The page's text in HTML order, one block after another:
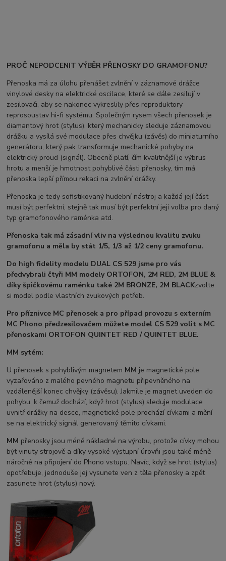
PROČ NEPODCENIT VÝBĚR PŘENOSKY DO GRAMOFONU?
Přenoska má za úlohu přenášet zvlnění v záznamové drážce
vinylové desky na elektrické oscilace, které se dále zesilují v
zesilovači, aby se nakonec vykreslily přes reproduktory
reprosoustav hi-fi systému. Společným rysem všech přenosek je
diamantový hrot (stylus), který mechanicky sleduje záznamovou
drážku a vysílá své modulace přes chvějku (závěs) do miniaturního
generátoru, který pak transformuje mechanické pohyby na
elektrický proud (signál). Obecně platí, čím kvalitnější je výbrus
hrotu a menší je hmotnost pohyblivé části přenosky, tím má
přenoska lepší přímou rekaci na zvlnění drážky.
Přenoska je tedy sofistikovaný hudební nástroj a každá její část
musí být perfektní, stejně tak musí být perfektní její volba pro daný
typ gramofonového raménka atd.
Přenoska tak má zásadní vliv na výslednou kvalitu zvuku
gramofonu a měla by stát 1/5, 1/3 až 1/2 ceny gramofonu.
Do high fidelity modelu DUAL CS 529 jsme pro vás
předvybrali čtyři MM modely ORTOFON, 2M RED, 2M BLUE &
díky špičkovému raménku také 2M BRONZE, 2M BLACKzvolte
si model podle vlastních zvukových potřeb.
Pro příznivce MC přenosek a pro případ provozu s externím
MC Phono předzesilovačem můžete model CS 529 volit s MC
přenoskami ORTOFON QUINTET RED / QUINTET BLUE.
MM sytém:
U přenosek s pohyblivým magnetem MM je magnetické pole
vyzařováno z malého pevného magnetu připevněného na
vzdálenější konec chvějky (závěsu). Jakmile je magnet uveden do
pohybu, k čemuž dochází, když hrot (stylus) sleduje modulace
uvnitř drážky na desce, magnetické pole prochází cívkami a mění
se na elektrický signál generovaný těmito cívkami.
MM přenosky jsou méně nákladné na výrobu, protože cívky mohou
být vinuty strojově a díky vysoké výstupní úrovňi jsou také méně
náročné na připojení do Phono vstupu. Navíc, když se hrot (stylus)
opotřebuje, jednoduše jej vysunete ven z těla přenosky a zpět
zasunete hrot (stylus) nový.